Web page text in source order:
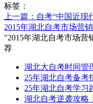
标签：
上一篇：自考“中国近
2015年湖北自考市场营
"2015年湖北自考市场营
荐
湖北大自考时间管
25年湖北自考备考
25年湖北自考学习
湖北自考逆袭攻略